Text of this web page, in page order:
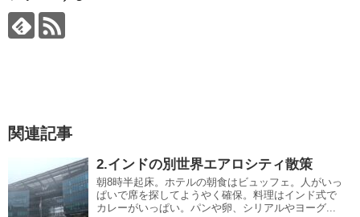
関連記事
2.インドの別世界エアロシティ散策
朝8時半起床。ホテルの朝食はビュッフェ。人がいっ
ぱいで席を探してようやく確保。料理はインド式で
カレーがいっぱい。パンや卵、シリアルやヨーグ...